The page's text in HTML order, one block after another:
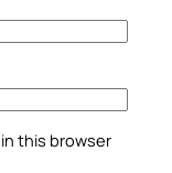
this browser